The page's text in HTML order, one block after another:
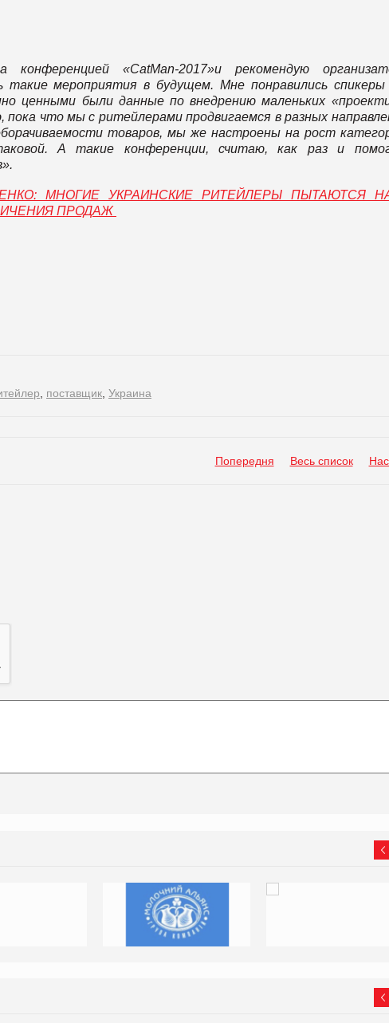
конференцией «CatMan-2017»и рекомендую
такие мероприятия в будущем. Мне понравились
ценными были данные по внедрению маленьких
что мы с ритейлерами продвигаемся в разных
товаров, мы же настроены на рост
А такие конференции, считаю, как раз и
МНОГИЕ УКРАИНСКИЕ РИТЕЙЛЕРЫ ПЫТАЮТСЯ
ПРОДАЖ
поставщик Украина
Попередня Весь список